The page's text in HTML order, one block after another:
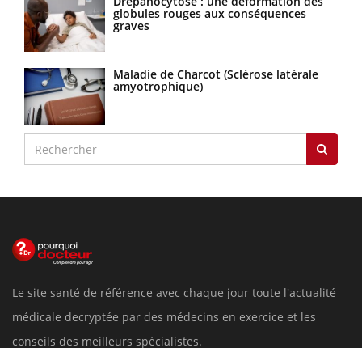
globules rouges aux conséquences
graves
Maladie de Charcot (Sclérose latérale
amyotrophique)
Le site santé de référence avec chaque jour toute l'actualité
médicale decryptée par des médecins en exercice et les
conseils des meilleurs spécialistes.